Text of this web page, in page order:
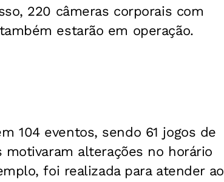
220 câmeras corporais com
estarão em operação.
104 eventos, sendo 61 jogos de
alterações no horário
foi realizada para atender ao